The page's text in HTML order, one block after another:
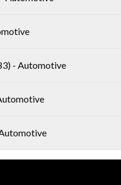
- Automotive